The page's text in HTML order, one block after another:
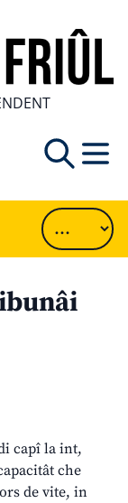
capî la int,
che
de vite, in